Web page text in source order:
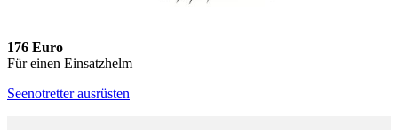
176 Euro
Für einen Einsatzhelm
Seenotretter ausrüsten